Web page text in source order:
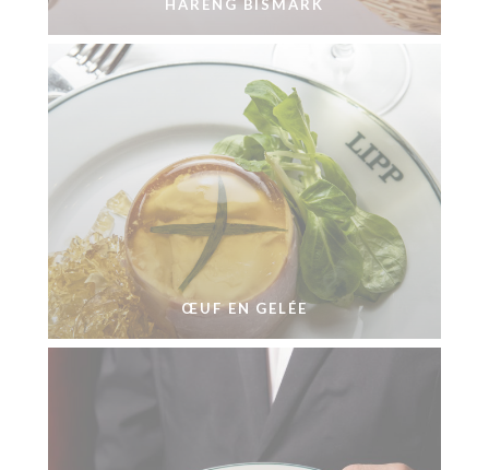
HARENG BISMARK
ŒUF EN GELÉE